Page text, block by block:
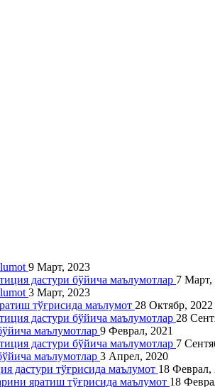
9 Март, 2023
дастури бўйича маълумотлар 7 Март,
3 Март, 2023
тўғрисида маълумот 28 Октябр, 2022
дастури бўйича маълумотлар 28
маълумотлар 9 Феврал, 2021
дастури бўйича маълумотлар 7
маълумотлар 3 Апрел, 2020
дастури тўғрисида маълумот 18 Феврал,
яратиш тўғрисида маълумот 18